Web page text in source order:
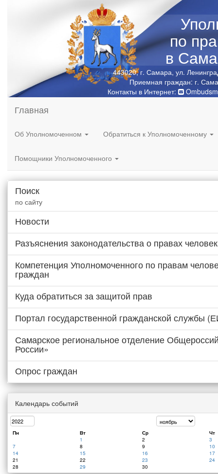
по
в
443020, г. Самара, ул.
Приемная граждан: г.
Контакты в Интернет:
Главная
Об Уполномоченном Обратиться к Уполномоченному
Помощники Уполномоченного
Поиск
по сайту
Новости
Разъяснения законодательства о правах
Компетенция Уполномоченного по правам
граждан
Куда обратиться за защитой прав
Портал государственной гражданской службы
Самарское региональное отделение
России»
Опрос граждан
Календарь событий
Пн Вт Ср
Чт
1
2
3
7
8 9
10
14
15 16
17
21
22 23
24
28
29 30